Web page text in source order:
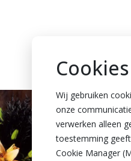
Wij gebruiken
onze
verwerken alleen
toestemming
Cookie Manager